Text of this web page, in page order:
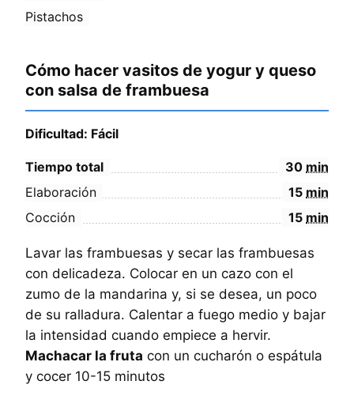
Pistachos
Cómo hacer vasitos de yogur y queso
con salsa de frambuesa
Dificultad: Fácil
Tiempo total 30 min
Elaboración
15 min
Cocción
15 min
Lavar las frambuesas y secar las frambuesas
con delicadeza. Colocar en un cazo con el
zumo de la mandarina y, si se desea, un poco
de su ralladura. Calentar a fuego medio y bajar
la intensidad cuando empiece a hervir.
Machacar la fruta con un cucharón o espátula
y cocer 10-15 minutos